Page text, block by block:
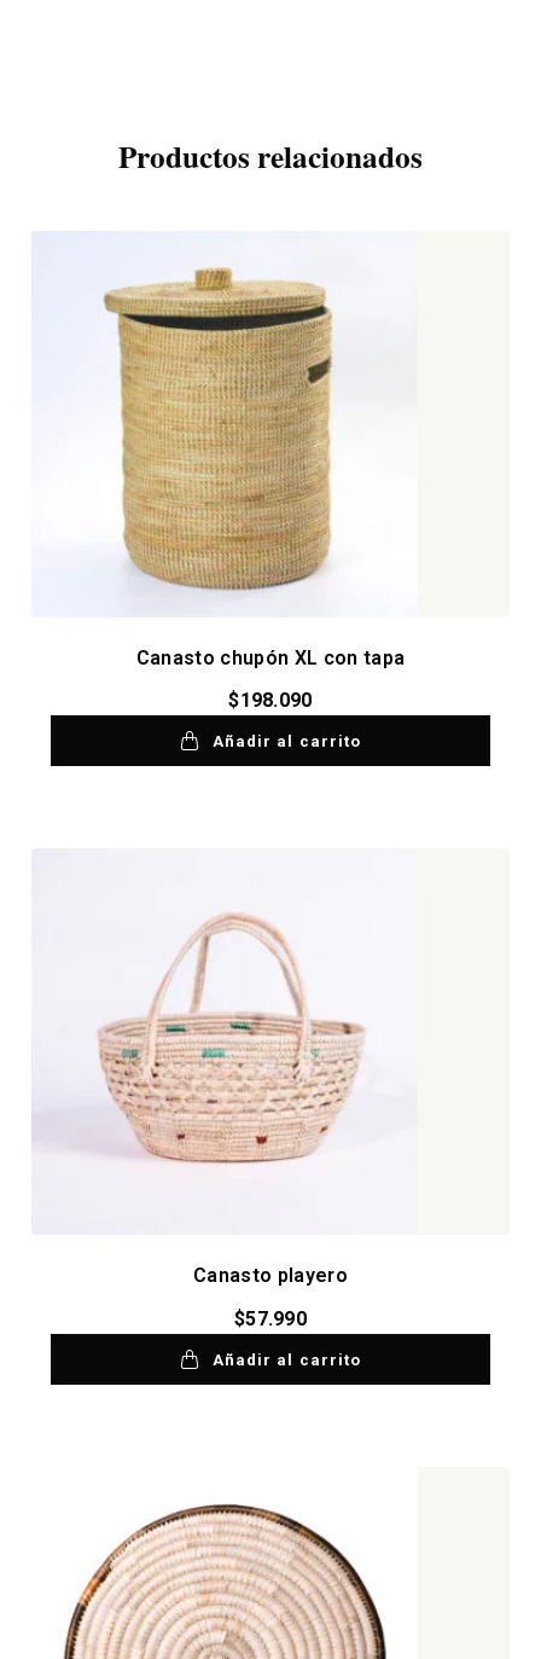
Productos relacionados
Canasto chupón XL con tapa
$198.090
Añadir al carrito
Canasto playero
$57.990
Añadir al carrito